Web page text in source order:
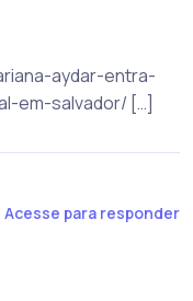
aydar-entra-
em-salvador/ […]
Acesse para responder